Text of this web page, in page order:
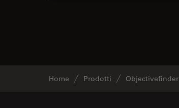
Home Prodotti Objectivefinder